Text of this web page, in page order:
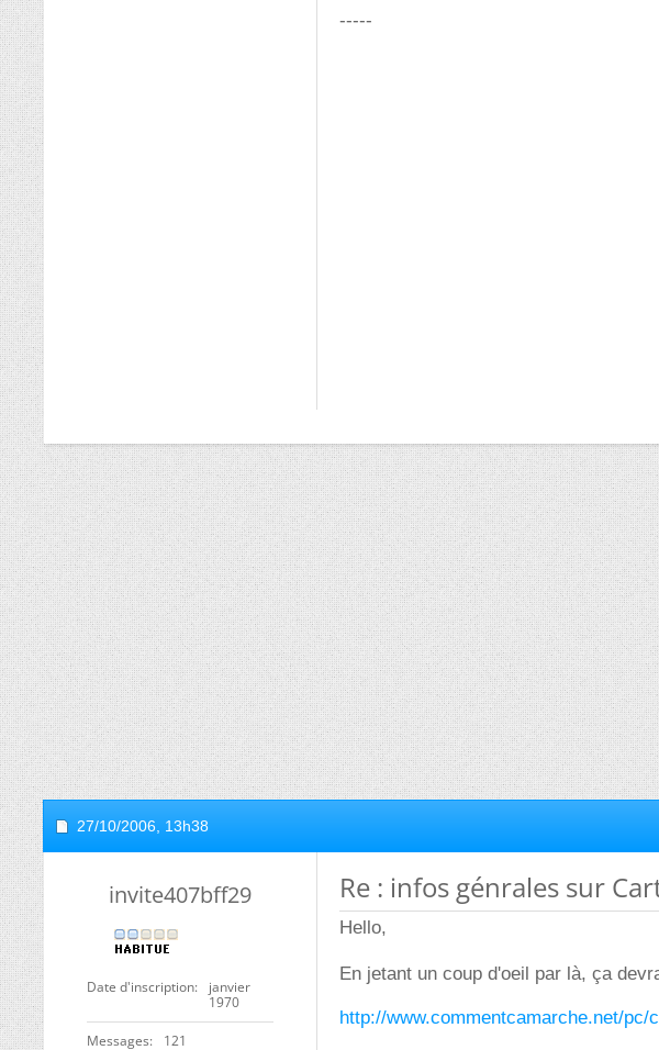
-----
27/10/2006, 13h38
invite407bff29
Date d'inscription
janvier
1970
Messages 121
Re : infos génrales sur
Hello,
En jetant un coup d'oeil par là, ça
http://www.commentcamarche.net/pc/